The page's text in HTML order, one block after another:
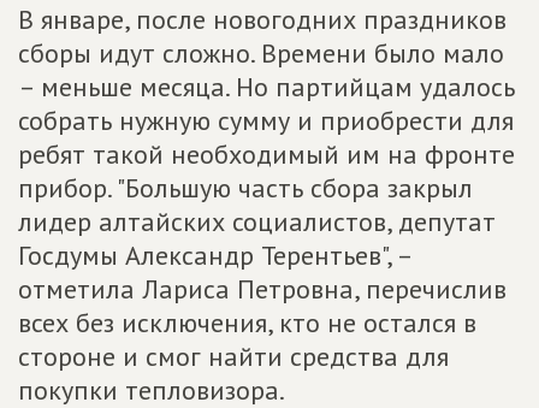
В январе, после новогодних праздников
сборы идут сложно. Времени было мало
– меньше месяца. Но партийцам удалось
собрать нужную сумму и приобрести для
ребят такой необходимый им на фронте
прибор. "Большую часть сбора закрыл
лидер алтайских социалистов, депутат
Госдумы Александр Терентьев", –
отметила Лариса Петровна, перечислив
всех без исключения, кто не остался в
стороне и смог найти средства для
покупки тепловизора.